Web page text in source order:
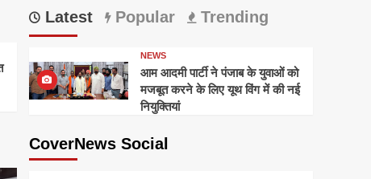
Latest Popular Trending
NEWS
आम आदमी पार्टी ने पंजाब के युवाओं को
मजबूत करने के लिए यूथ विंग में की नई
नियुक्तियां
CoverNews Social